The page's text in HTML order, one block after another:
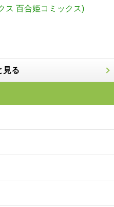
ス 百合姫コミックス)
見る